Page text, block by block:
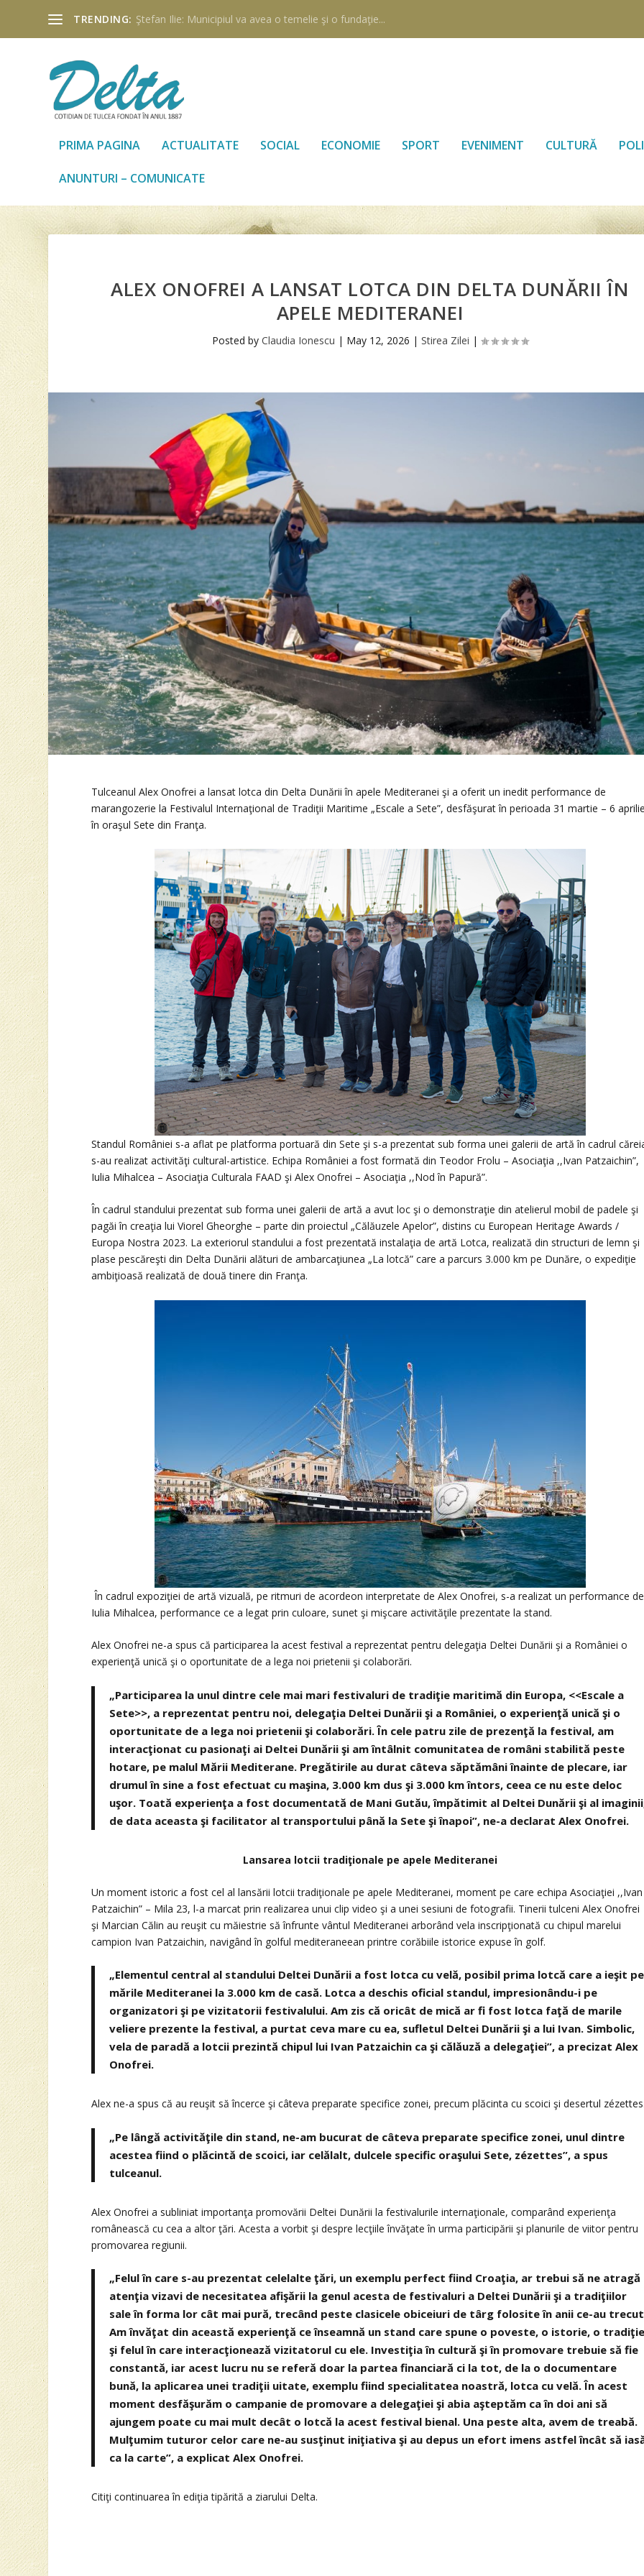
TRENDING: Ştefan Ilie: Municipiul va avea o temelie şi o fundaţie...
PRIMA PAGINA ACTUALITATE SOCIAL ECONOMIE SPORT EVENIMENT CULTURĂ
ANUNTURI – COMUNICATE
ALEX ONOFREI A LANSAT LOTCA DIN DELTA DUNĂRII ÎN
APELE MEDITERANEI
Posted by Claudia Ionescu | May 12, 2026 | Stirea Zilei |
Tulceanul Alex Onofrei a lansat lotca din Delta Dunării în apele Mediteranei şi a oferit un inedit performance de
marangozerie la Festivalul Internaţional de Tradiţii Maritime „Escale a Sete”, desfăşurat în perioada 31 martie – 6
în oraşul Sete din Franţa.
Standul României s-a aflat pe platforma portuară din Sete şi s-a prezentat sub forma unei galerii de artă în cadrul
s-au realizat activităţi cultural-artistice. Echipa României a fost formată din Teodor Frolu – Asociaţia ,,Ivan Patzaichin”,
Iulia Mihalcea – Asociaţia Culturala FAAD şi Alex Onofrei – Asociaţia ,,Nod în Papură”.
În cadrul standului prezentat sub forma unei galerii de artă a avut loc şi o demonstraţie din atelierul mobil de padele şi
pagăi în creaţia lui Viorel Gheorghe – parte din proiectul „Călăuzele Apelor”, distins cu European Heritage Awards /
Europa Nostra 2023. La exteriorul standului a fost prezentată instalaţia de artă Lotca, realizată din structuri de lemn şi
plase pescăreşti din Delta Dunării alături de ambarcaţiunea „La lotcă” care a parcurs 3.000 km pe Dunăre, o expediţie
ambiţioasă realizată de două tinere din Franţa.
În cadrul expoziţiei de artă vizuală, pe ritmuri de acordeon interpretate de Alex Onofrei, s-a realizat un performance de
Iulia Mihalcea, performance ce a legat prin culoare, sunet şi mişcare activităţile prezentate la stand.
Alex Onofrei ne-a spus că participarea la acest festival a reprezentat pentru delegaţia Deltei Dunării şi a României o
experienţă unică şi o oportunitate de a lega noi prietenii şi colaborări.
„Participarea la unul dintre cele mai mari festivaluri de tradiţie maritimă din Europa, <<Escale a
Sete>>, a reprezentat pentru noi, delegaţia Deltei Dunării şi a României, o experienţă unică şi o
oportunitate de a lega noi prietenii şi colaborări. În cele patru zile de prezenţă la festival, am
interacţionat cu pasionaţi ai Deltei Dunării şi am întâlnit comunitatea de români stabilită peste
hotare, pe malul Mării Mediterane. Pregătirile au durat câteva săptămâni înainte de plecare, iar
drumul în sine a fost efectuat cu maşina, 3.000 km dus şi 3.000 km întors, ceea ce nu este deloc
uşor. Toată experienţa a fost documentată de Mani Gutău, împătimit al Deltei Dunării şi al
de data aceasta şi facilitator al transportului până la Sete şi înapoi”, ne-a declarat Alex Onofrei.
Lansarea lotcii tradiţionale pe apele Mediteranei
Un moment istoric a fost cel al lansării lotcii tradiţionale pe apele Mediteranei, moment pe care echipa Asociaţiei ,,Ivan
Patzaichin” – Mila 23, l-a marcat prin realizarea unui clip video şi a unei sesiuni de fotografii. Tinerii tulceni Alex Onofrei
şi Marcian Călin au reuşit cu măiestrie să înfrunte vântul Mediteranei arborând vela inscripţionată cu chipul marelui
campion Ivan Patzaichin, navigând în golful mediteraneean printre corăbiile istorice expuse în golf.
„Elementul central al standului Deltei Dunării a fost lotca cu velă, posibil prima lotcă care a ieşit pe
mările Mediteranei la 3.000 km de casă. Lotca a deschis oficial standul, impresionându-i pe
organizatori şi pe vizitatorii festivalului. Am zis că oricât de mică ar fi fost lotca faţă de marile
veliere prezente la festival, a purtat ceva mare cu ea, sufletul Deltei Dunării şi a lui Ivan. Simbolic,
vela de paradă a lotcii prezintă chipul lui Ivan Patzaichin ca şi călăuză a delegaţiei”, a precizat Alex
Onofrei.
Alex ne-a spus că au reuşit să încerce şi câteva preparate specifice zonei, precum plăcinta cu scoici şi desertul
„Pe lângă activităţile din stand, ne-am bucurat de câteva preparate specifice zonei, unul dintre
acestea fiind o plăcintă de scoici, iar celălalt, dulcele specific oraşului Sete, zézettes”, a spus
tulceanul.
Alex Onofrei a subliniat importanţa promovării Deltei Dunării la festivalurile internaţionale, comparând experienţa
românească cu cea a altor ţări. Acesta a vorbit şi despre lecţiile învăţate în urma participării şi planurile de viitor pentru
promovarea regiunii.
„Felul în care s-au prezentat celelalte ţări, un exemplu perfect fiind Croaţia, ar trebui să ne atragă
atenţia vizavi de necesitatea afişării la genul acesta de festivaluri a Deltei Dunării şi a tradiţiilor
sale în forma lor cât mai pură, trecând peste clasicele obiceiuri de târg folosite în anii ce-au
Am învăţat din această experienţă ce înseamnă un stand care spune o poveste, o istorie, o
şi felul în care interacţionează vizitatorul cu ele. Investiţia în cultură şi în promovare trebuie să fie
constantă, iar acest lucru nu se referă doar la partea financiară ci la tot, de la o documentare
bună, la aplicarea unei tradiţii uitate, exemplu fiind specialitatea noastră, lotca cu velă. În acest
moment desfăşurăm o campanie de promovare a delegaţiei şi abia aşteptăm ca în doi ani să
ajungem poate cu mai mult decât o lotcă la acest festival bienal. Una peste alta, avem de treabă.
Mulţumim tuturor celor care ne-au susţinut iniţiativa şi au depus un efort imens astfel încât să
ca la carte”, a explicat Alex Onofrei.
Citiţi continuarea în ediţia tipărită a ziarului Delta.